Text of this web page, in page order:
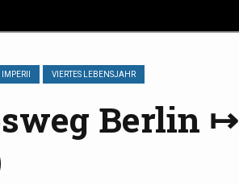
VIERTES LEBENSJAHR
Berlin ↦